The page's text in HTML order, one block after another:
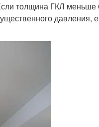
толщина ГКЛ меньше
давления,